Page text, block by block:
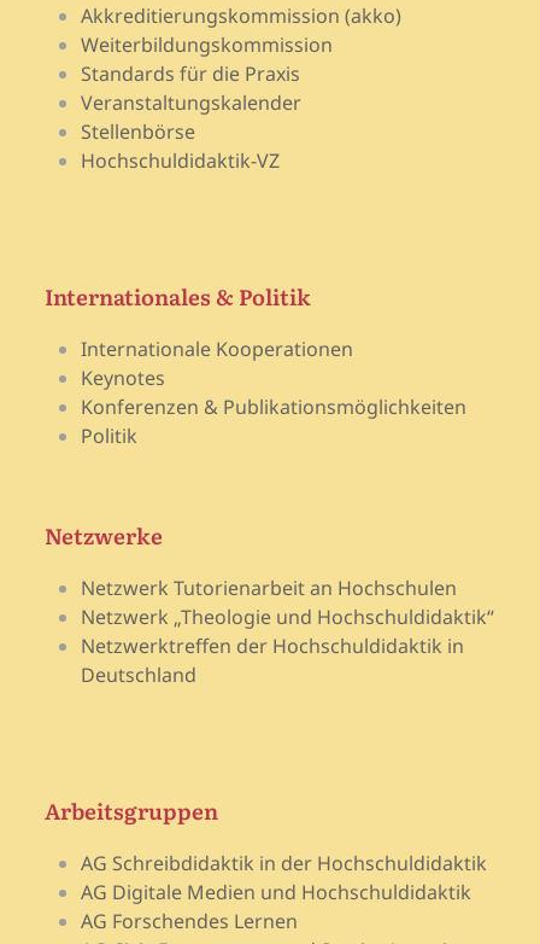
Akkreditierungskommission (akko)
Weiterbildungskommission
Standards für die Praxis
Veranstaltungskalender
Stellenbörse
Hochschuldidaktik-VZ
Internationales & Politik
Internationale Kooperationen
Keynotes
Konferenzen & Publikationsmöglichkeiten
Politik
Netzwerke
Netzwerk Tutorienarbeit an Hochschulen
Netzwerk „Theologie und Hochschuldidaktik“
Netzwerktreffen der Hochschuldidaktik in
Deutschland
Arbeitsgruppen
AG Schreibdidaktik in der Hochschuldidaktik
AG Digitale Medien und Hochschuldidaktik
AG Forschendes Lernen